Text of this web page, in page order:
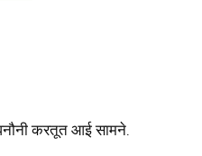
करतूत आई सामने.